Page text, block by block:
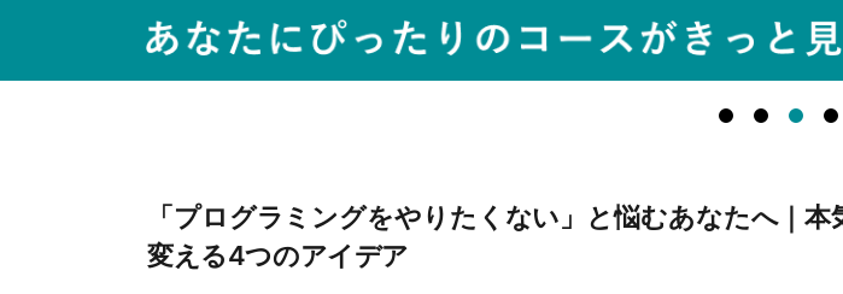
「プログラミングをやりたくない」と悩むあなたへ｜
変える4つのアイデア